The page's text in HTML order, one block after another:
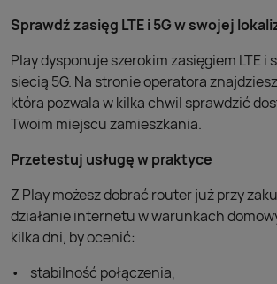
Sprawdź zasięg LTE i 5G w swojej
Play dysponuje szerokim zasięgiem LTE i
siecią 5G. Na stronie operatora
która pozwala w kilka chwil sprawdzić
Twoim miejscu zamieszkania.
Przetestuj usługę w praktyce
Z Play możesz dobrać router już przy
działanie internetu w warunkach
kilka dni, by ocenić:
stabilność połączenia,